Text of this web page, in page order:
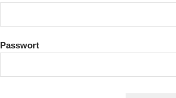
Passwort